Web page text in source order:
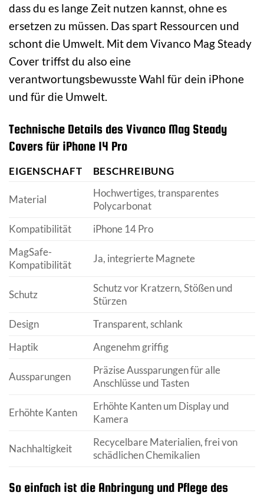
dass du es lange Zeit nutzen kannst, ohne es
ersetzen zu müssen. Das spart Ressourcen und
schont die Umwelt. Mit dem Vivanco Mag Steady
Cover triffst du also eine
verantwortungsbewusste Wahl für dein iPhone
und für die Umwelt.
Technische Details des Vivanco Mag Steady
Covers für iPhone 14 Pro
EIGENSCHAFT BESCHREIBUNG
Material
Hochwertiges, transparentes
Polycarbonat
Kompatibilität
iPhone 14 Pro
MagSafe-
Kompatibilität
Ja, integrierte Magnete
Schutz
Schutz vor Kratzern, Stößen und
Stürzen
Design
Transparent, schlank
Haptik
Angenehm griffig
Aussparungen
Präzise Aussparungen für alle
Anschlüsse und Tasten
Erhöhte Kanten
Erhöhte Kanten um Display und
Kamera
Nachhaltigkeit
Recycelbare Materialien, frei von
schädlichen Chemikalien
So einfach ist die Anbringung und Pflege des